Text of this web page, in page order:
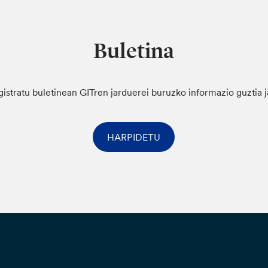
Buletina
buletinean GITren jarduerei buruzko informazio guztia
HARPIDETU